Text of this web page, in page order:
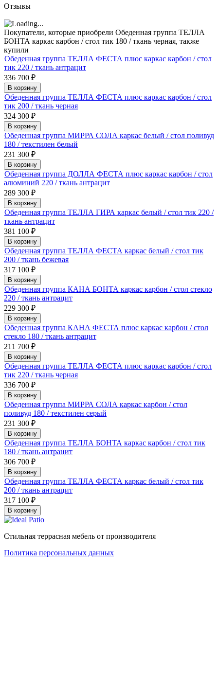
Отзывы
Покупатели, которые приобрели Обеденная группа ТЕЛЛА
БОНТА каркас карбон / стол тик 180 / ткань черная, также
купили
Обеденная группа ТЕЛЛА ФЕСТА плюс каркас карбон / стол
тик 220 / ткань антрацит
336 700 ₽
В корзину
Обеденная группа ТЕЛЛА ФЕСТА плюс каркас карбон / стол
тик 200 / ткань черная
324 300 ₽
В корзину
Обеденная группа МИРРА СОЛА каркас белый / стол поливуд
180 / текстилен белый
231 300 ₽
В корзину
Обеденная группа ДОЛЛА ФЕСТА плюс каркас карбон / стол
алюминий 220 / ткань антрацит
289 300 ₽
В корзину
Обеденная группа ТЕЛЛА ГИРА каркас белый / стол тик 220 /
ткань антрацит
381 100 ₽
В корзину
Обеденная группа ТЕЛЛА ФЕСТА каркас белый / стол тик
200 / ткань бежевая
317 100 ₽
В корзину
Обеденная группа КАНА БОНТА каркас карбон / стол стекло
220 / ткань антрацит
229 300 ₽
В корзину
Обеденная группа КАНА ФЕСТА плюс каркас карбон / стол
стекло 180 / ткань антрацит
211 700 ₽
В корзину
Обеденная группа ТЕЛЛА ФЕСТА плюс каркас карбон / стол
тик 220 / ткань черная
336 700 ₽
В корзину
Обеденная группа МИРРА СОЛА каркас карбон / стол
поливуд 180 / текстилен серый
231 300 ₽
В корзину
Обеденная группа ТЕЛЛА БОНТА каркас карбон / стол тик
180 / ткань антрацит
306 700 ₽
В корзину
Обеденная группа ТЕЛЛА ФЕСТА каркас белый / стол тик
200 / ткань антрацит
317 100 ₽
В корзину
Стильная террасная мебель от производителя
Политика персональных данных